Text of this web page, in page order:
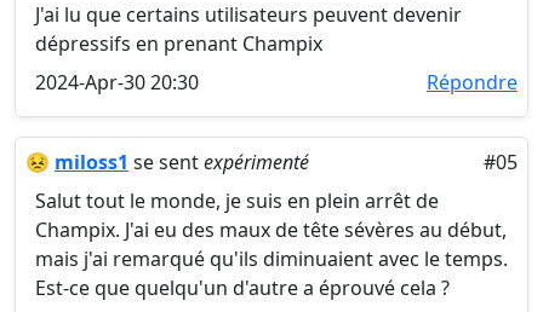
J'ai lu que certains utilisateurs peuvent devenir
dépressifs en prenant Champix
2024-Apr-30 20:30
Répondre
😣 miloss1 se sentexpérimenté
#05
Salut tout le monde, je suis en plein arrêt de
Champix. J'ai eu des maux de tête sévères au début,
mais j'ai remarqué qu'ils diminuaient avec le temps.
Est-ce que quelqu'un d'autre a éprouvé cela ?